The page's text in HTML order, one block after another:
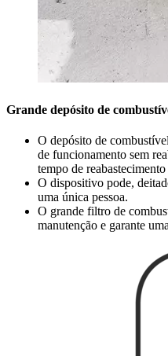
Grande depósito de
O depósito de
de funcionamento sem
tempo de
O dispositivo pode,
uma única pessoa.
O grande filtro de
manutenção e garante